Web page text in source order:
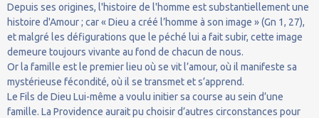
Depuis ses origines, l'histoire de l'homme est substantiellement une
histoire d'Amour ; car « Dieu a créé l’homme à son image » (Gn 1, 27),
et malgré les défigurations que le péché lui a fait subir, cette image
demeure toujours vivante au fond de chacun de nous.
Or la famille est le premier lieu où se vit l’amour, où il manifeste sa
mystérieuse fécondité, où il se transmet et s’apprend.
Le Fils de Dieu Lui-même a voulu initier sa course au sein d’une
famille. La Providence aurait pu choisir d’autres circonstances pour